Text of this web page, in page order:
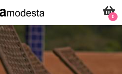
0